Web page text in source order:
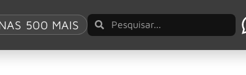
500 MAIS Sabbath